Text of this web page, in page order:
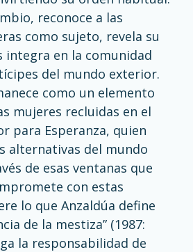
reconoce a las
como sujeto, revela su
integra en la comunidad
del mundo exterior.
como un elemento
mujeres recluidas en el
para Esperanza, quien
alternativas del mundo
de esas ventanas que
con estas
lo que Anzaldúa define
de la mestiza” (1987:
la responsabilidad de